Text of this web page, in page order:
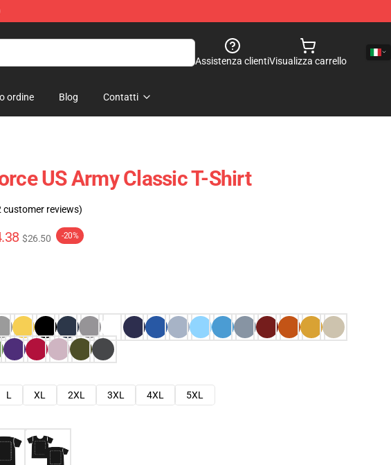
Assistenza clientiVisualizza carrello
ordine Blog Contatti
US Army Classic T-Shirt
customer reviews)
$26.50 -20%
L XL 2XL 3XL 4XL
5XL